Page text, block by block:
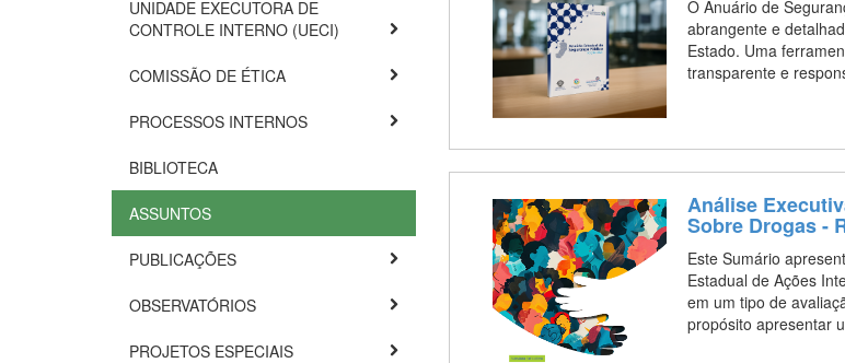
UNIDADE EXECUTORA DE
CONTROLE INTERNO (UECI)
COMISSÃO DE ÉTICA
PROCESSOS INTERNOS
BIBLIOTECA
ASSUNTOS
PUBLICAÇÕES
OBSERVATÓRIOS
PROJETOS ESPECIAIS
O Anuário de
abrangente e
Estado. Uma
transparente e
Análise
Sobre Drogas -
Este Sumário
Estadual de Ações
em um tipo de
propósito apresentar